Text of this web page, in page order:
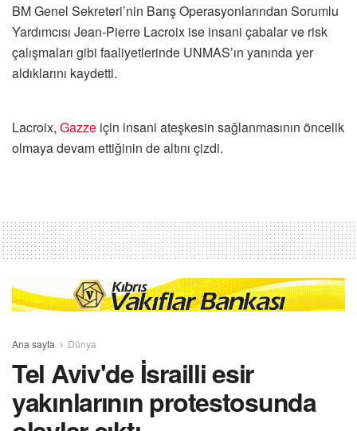
BM Genel Sekreteri’nin Barış Operasyonlarından Sorumlu
Yardımcısı Jean-Pierre Lacroix ise insani çabalar ve risk
çalışmaları gibi faaliyetlerinde UNMAS’ın yanında yer
aldıklarını kaydetti.
Lacroix, Gazze için insani ateşkesin sağlanmasının öncelik
olmaya devam ettiğinin de altını çizdi.
Ana sayfa Dünya
Tel Aviv'de İsrailli esir
yakınlarının protestosunda